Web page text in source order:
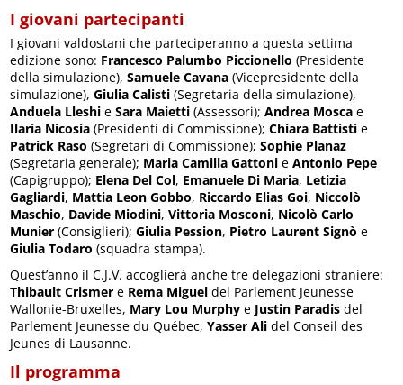
I giovani partecipanti
I giovani valdostani che parteciperanno a questa settima
edizione sono: Francesco Palumbo Piccionello (Presidente
della simulazione),Samuele Cavana (Vicepresidente della
simulazione),Giulia Calisti (Segretaria della simulazione),
Anduela Lleshi eSara Maietti (Assessori);Andrea Mosca e
Ilaria Nicosia (Presidenti di Commissione);Chiara Battisti e
Patrick Raso (Segretari di Commissione);Sophie Planaz
(Segretaria generale); Maria Camilla Gattoni eAntonio Pepe
(Capigruppo); Elena Del Col, Emanuele Di Maria, Letizia
Gagliardi, Mattia Leon Gobbo, Riccardo Elias Goi, Niccolò
Maschio, Davide Miodini,Vittoria Mosconi, Nicolò Carlo
Munier (Consiglieri);Giulia Pession, Pietro Laurent Signò e
Giulia Todaro (squadra stampa).
Quest’anno il C.J.V. accoglierà anche tre delegazioni straniere:
Thibault Crismer e Rema Miguel del Parlement Jeunesse
Wallonie-Bruxelles, Mary Lou Murphy e Justin Paradis del
Parlement Jeunesse du Québec,Yasser Ali del Conseil des
Jeunes di Lausanne.
Il programma